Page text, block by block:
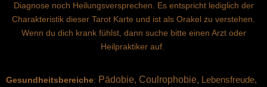
Diagnose noch Heilungsversprechen. Es entspricht lediglich der
Charakteristik dieser Tarot Karte und ist als Orakel zu verstehen.
Wenn du dich krank fühlst, dann suche bitte einen Arzt oder
Heilpraktiker auf.
Gesundheitsbereiche: Pädobie, Coulrophobie,
Lebensfreude,